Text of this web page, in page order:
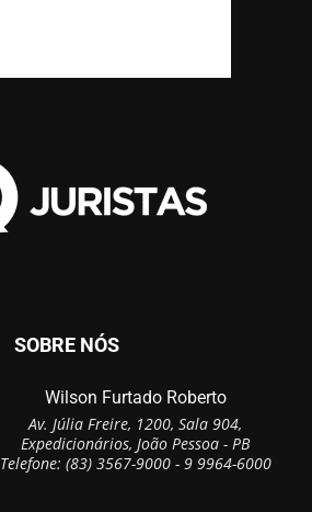
SOBRE NÓS
Wilson Furtado Roberto
Av. Júlia Freire, 1200, Sala 904,
Expedicionários, João Pessoa - PB
Telefone: (83) 3567-9000 - 9 9964-6000